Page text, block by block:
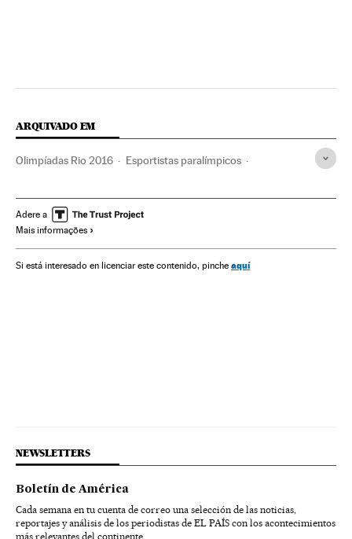
ARQUIVADO EM
Olimpíadas Rio 2016 Esportistas paralímpicos
Estado Rio de Janeiro Jogos Olímpicos
Competições
América Latina Esportes América Eventos
Adere a
Mais informações
Si está interesado en licenciar este contenido, pinche aquí
NEWSLETTERS
Boletín de América
Cada semana en tu cuenta de correo una selección de las noticias,
reportajes y análisis de los periodistas de EL PAÍS con los acontecimientos
más relevantes del continente.